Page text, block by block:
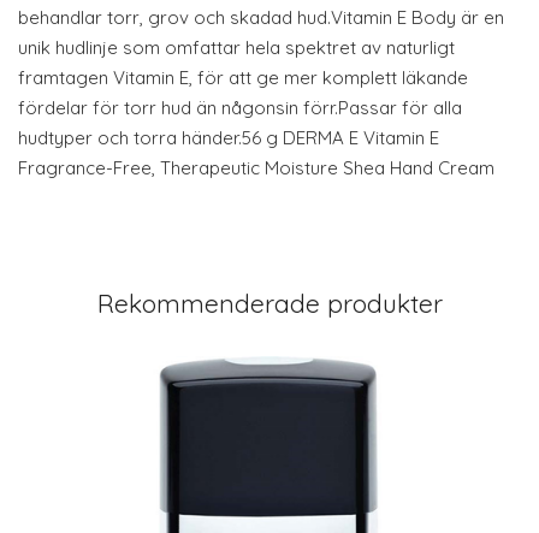
behandlar torr, grov och skadad hud.Vitamin E Body är en
unik hudlinje som omfattar hela spektret av naturligt
framtagen Vitamin E, för att ge mer komplett läkande
fördelar för torr hud än någonsin förr.Passar för alla
hudtyper och torra händer.56 g DERMA E Vitamin E
Fragrance-Free, Therapeutic Moisture Shea Hand Cream
Rekommenderade produkter